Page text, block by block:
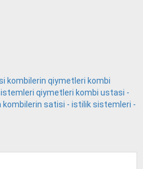
kombilerin qiymetleri kombi
qiymetleri kombi ustasi -
kombilerin satisi - istilik sistemleri -